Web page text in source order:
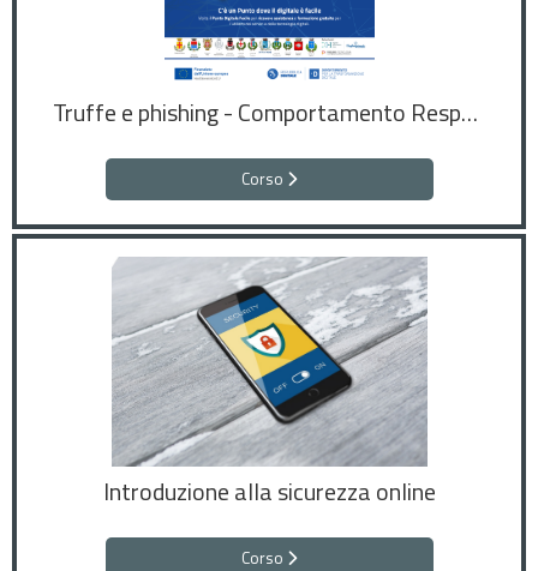
Truffe e phishing - Comportamento Responsabile Online
Corso
Introduzione alla sicurezza online
Corso